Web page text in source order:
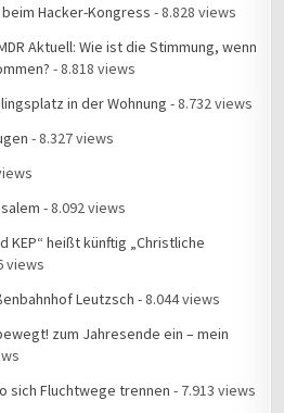
Hacker-Kongress - 8.828 views
Aktuell: Wie ist die Stimmung, wenn
- 8.818 views
in der Wohnung - 8.732 views
- 8.327 views
- 8.092 views
KEP“ heißt künftig „Christliche
views
Leutzsch - 8.044 views
zum Jahresende ein – mein
sich Fluchtwege trennen - 7.913 views